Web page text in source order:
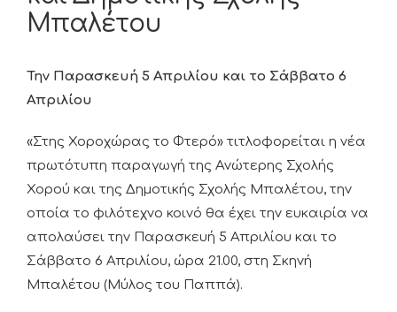
Μπαλέτου
Την Παρασκευή 5 Απριλίου και το Σάββατο 6
Απριλίου
«Στης Χοροχώρας το Φτερό» τιτλοφορείται η νέα
πρωτότυπη παραγωγή της Ανώτερης Σχολής
Χορού και της Δημοτικής Σχολής Μπαλέτου, την
οποία το φιλότεχνο κοινό θα έχει την ευκαιρία να
απολαύσει την Παρασκευή 5 Απριλίου και το
Σάββατο 6 Απριλίου, ώρα 21.00, στη Σκηνή
Μπαλέτου (Μύλος του Παππά).